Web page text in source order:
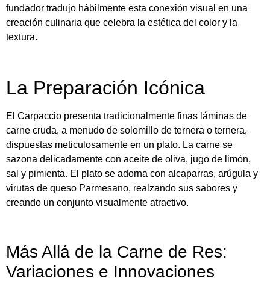
fundador tradujo hábilmente esta conexión visual en una
creación culinaria que celebra la estética del color y la
textura.
La Preparación Icónica
El Carpaccio presenta tradicionalmente finas láminas de
carne cruda, a menudo de solomillo de ternera o ternera,
dispuestas meticulosamente en un plato. La carne se
sazona delicadamente con aceite de oliva, jugo de limón,
sal y pimienta. El plato se adorna con alcaparras, arúgula y
virutas de queso Parmesano, realzando sus sabores y
creando un conjunto visualmente atractivo.
Más Allá de la Carne de Res:
Variaciones e Innovaciones